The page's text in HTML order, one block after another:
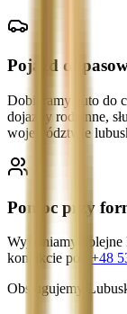
Pojazd
Dobieramy auto do
dojazdy rodzinne,
województwie
Pomoc przy
Wyjaśniamy
kontakcie pod +48
Obsługujemy